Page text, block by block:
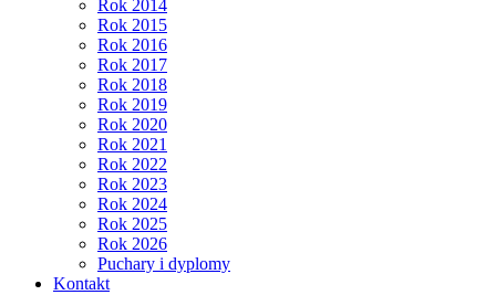
Rok 2014
Rok 2015
Rok 2016
Rok 2017
Rok 2018
Rok 2019
Rok 2020
Rok 2021
Rok 2022
Rok 2023
Rok 2024
Rok 2025
Rok 2026
Puchary i dyplomy
Kontakt